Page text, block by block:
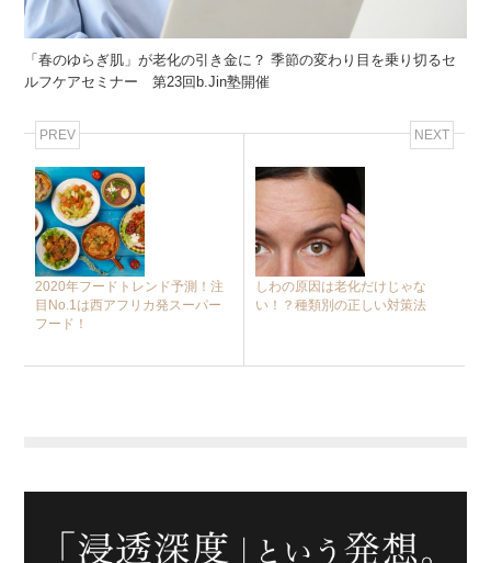
「春のゆらぎ肌」が老化の引き金に？ 季節の変わり目を乗り切るセ
ルフケアセミナー 第23回b.Jin塾開催
PREV
2020年フードトレンド予測！注
目No.1は西アフリカ発スーパー
フード！
NEXT
しわの原因は老化だけじゃな
い！？種類別の正しい対策法